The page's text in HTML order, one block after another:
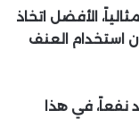
الأفضل اتخاذ
استخدام العنف
نفعاً، في هذا